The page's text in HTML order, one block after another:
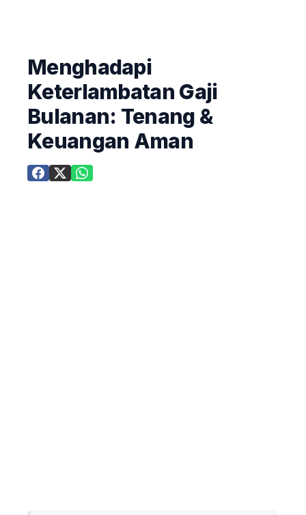
Menghadapi
Keterlambatan Gaji
Bulanan: Tenang &
Keuangan Aman